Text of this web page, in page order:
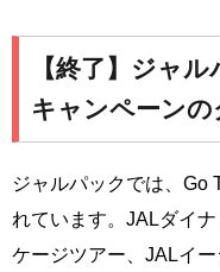
【終了】ジャ
キャンペーンの
ジャルパックでは、Go
れています。JALダイ
ケージツアー、JALイー